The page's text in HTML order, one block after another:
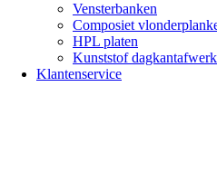
Vensterbanken
Composiet
HPL platen
Kunststof
Klantenservice